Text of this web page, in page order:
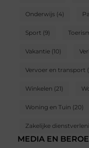
Onderwijs(4)
Sport (9)
Vakantie(10)
Vervoer en transport
Winkelen (21)
Woning en Tuin (20)
Zakelijke
MEDIA EN